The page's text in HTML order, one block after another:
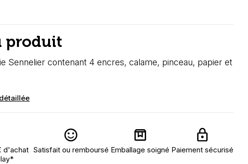
produit
Sennelier contenant 4 encres, calame, pinceau, papier et
d'achat Satisfait ou remboursé Emballage soigné Paiement sécurisé